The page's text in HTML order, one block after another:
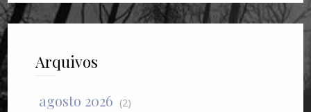
Arquivos
agosto 2026 (2)